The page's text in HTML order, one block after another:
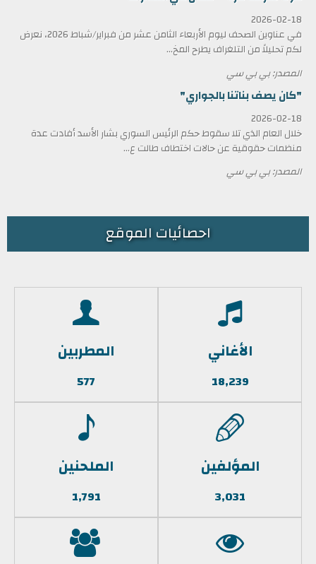
2026-02-18
في عناوين الصحف ليوم الأربعاء الثامن عشر من فبراير/شباط 2026، نعرض
لكم تحليلاً من التلغراف يطرح المخ...
المصدر: بي بي سي
"كان يصف بناتنا بالجواري"
2026-02-18
خلال العام الذي تلا سقوط حكم الرئيس السوري بشار الأسد أفادت عدة
منظمات حقوقية عن حالات اختطاف طالت ع...
المصدر: بي بي سي
احصائيات الموقع
الأغاني
18,239
المطربين
577
المؤلفين
3,031
الملحنين
1,791